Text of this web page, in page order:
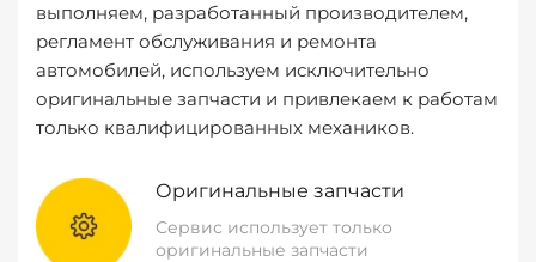
выполняем, разработанный производителем,
регламент обслуживания и ремонта
автомобилей, используем исключительно
оригинальные запчасти и привлекаем к работам
только квалифицированных механиков.
Оригинальные запчасти
Сервис использует только
оригинальные запчасти